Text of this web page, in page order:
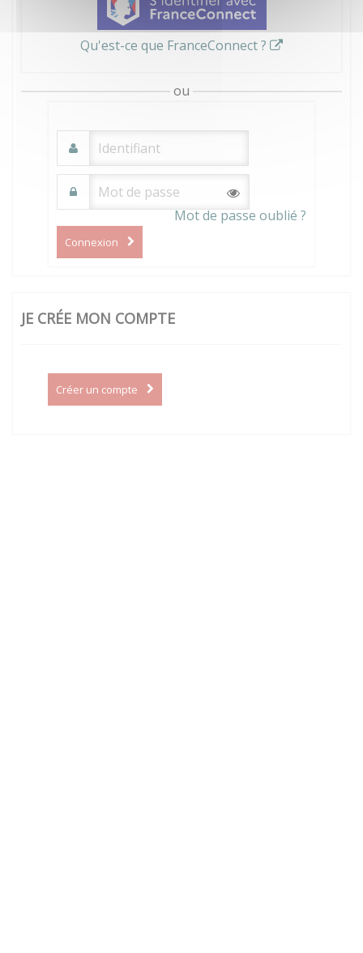
Qu'est-ce que FranceConnect ?
ou
Mot de passe oublié ?
Connexion
JE CRÉE MON COMPTE
Créer un compte